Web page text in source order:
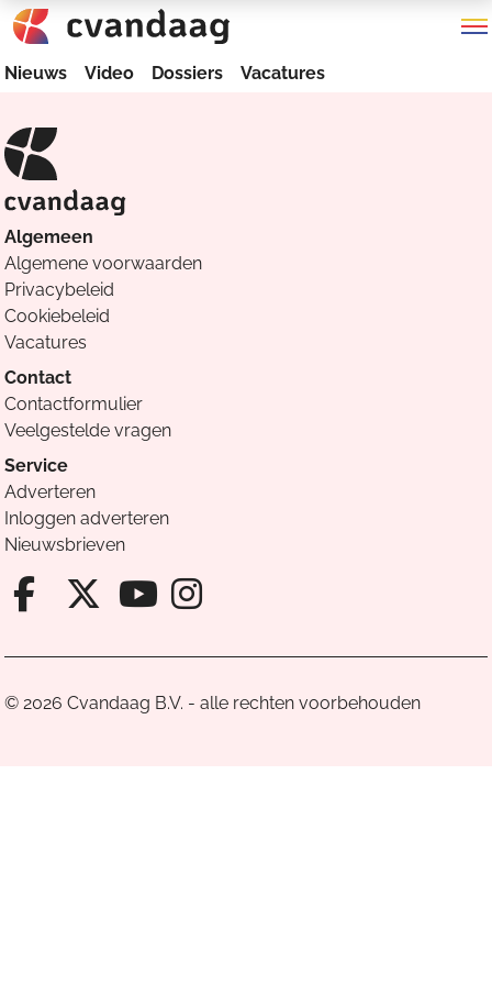
Nieuws Video Dossiers Vacatures
Algemeen
Algemene voorwaarden
Privacybeleid
Cookiebeleid
Vacatures
Contact
Contactformulier
Veelgestelde vragen
Service
Adverteren
Inloggen adverteren
Nieuwsbrieven
Facebook van Cvandaag
X van Cvandaag
Instagram van
© 2026 Cvandaag B.V. - alle rechten voorbehouden